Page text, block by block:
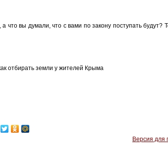
что вы думали, что с вами по закону поступать будут?
отбирать земли у жителей Крыма
Версия для